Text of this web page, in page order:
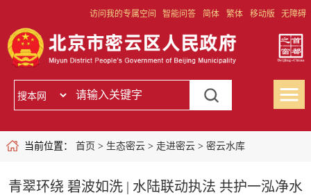
访问我的专属空间 智能问答 简体 繁体 移动版 无障碍
当前位置： 首页 > 生态密云> 走进密云> 密云水库
青翠环绕 碧波如洗 | 水陆联动执法 共护一泓净水